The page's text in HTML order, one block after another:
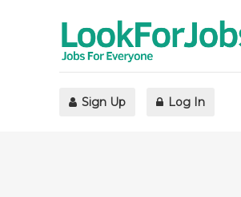
Sign Up Log In